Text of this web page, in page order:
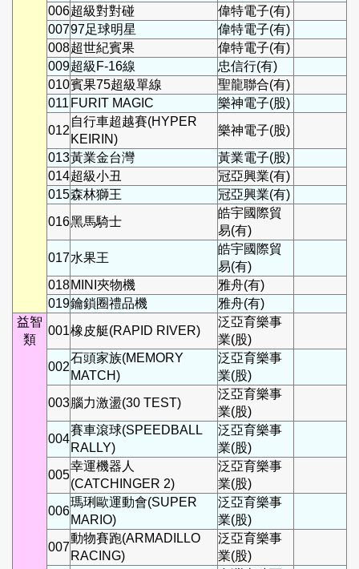
006超級對對碰
偉特電子(有)
00797足球明星
偉特電子(有)
008超世紀賓果
偉特電子(有)
009超級F-16線
忠信行(有)
010賓果75超級單線
聖龍聯合(有)
011 FURIT MAGIC
樂神電子(股)
012
自行車超越賽(HYPER
KEIRIN)
樂神電子(股)
013黃業金台灣
黃業電子(股)
014超級小丑
冠亞興業(有)
015森林獅王
冠亞興業(有)
016黑馬騎士
皓宇國際貿
易(有)
017水果王
皓宇國際貿
易(有)
018 MINI夾物機
雅舟(有)
019鑰鎖圈禮品機
雅舟(有)
益智
類
001橡皮艇(RAPID RIVER)
泛亞育樂事
業(股)
002
石頭家族(MEMORY
MATCH)
泛亞育樂事
業(股)
003腦力激盪(30 TEST)
泛亞育樂事
業(股)
004
賽車滾球(SPEEDBALL
RALLY)
泛亞育樂事
業(股)
005
幸運機器人
(CATCHINGER 2)
泛亞育樂事
業(股)
006
瑪琍歐運動會(SUPER
MARIO)
泛亞育樂事
業(股)
007
動物賽跑(ARMADILLO
RACING)
泛亞育樂事
業(股)